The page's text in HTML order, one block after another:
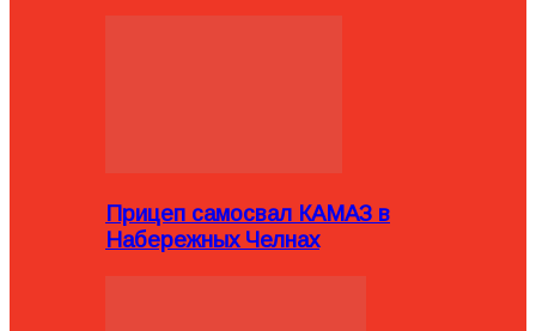
Прицеп самосвал КАМАЗ в
Набережных Челнах